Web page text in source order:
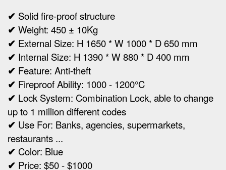
✔ Solid fire-proof structure
✔ Weight: 450 ± 10Kg
✔ External Size: H 1650 * W 1000 * D 650 mm
✔ Internal Size: H 1390 * W 880 * D 400 mm
✔ Feature: Anti-theft
✔ Fireproof Ability: 1000 - 1200°C
✔ Lock System: Combination Lock, able to change
up to 1 million different codes
✔ Use For: Banks, agencies, supermarkets,
restaurants ...
✔ Color: Blue
✔ Price: $50 - $1000